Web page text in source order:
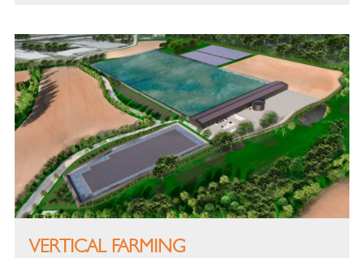
VERTICAL FARMING